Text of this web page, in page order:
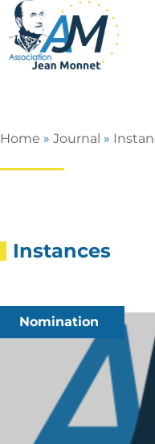
Home » Journal »
Instances
Nomination